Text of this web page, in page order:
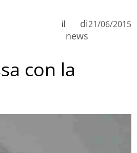
di
news
il 21/06/2015
con la